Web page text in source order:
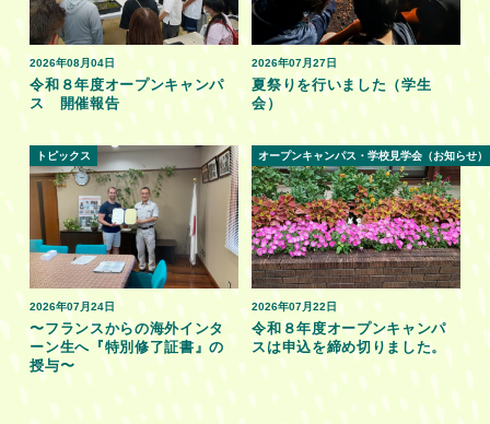
2026年08月04日
令和８年度オープンキャンパ
ス 開催報告
2026年07月27日
夏祭りを行いました（学生
会）
2026年07月24日
トピックス
〜フランスからの海外インタ
ーン生へ『特別修了証書』の
授与〜
2026年07月22日
オープンキャンパス・学校見学会（お知らせ）
令和８年度オープンキャンパ
スは申込を締め切りました。